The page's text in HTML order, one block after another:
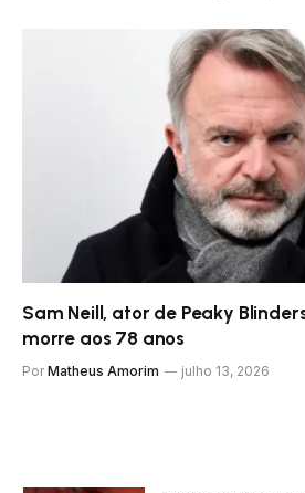
Sam Neill, ator de Peaky
morre aos 78 anos
Por Matheus Amorim julho 13, 2026